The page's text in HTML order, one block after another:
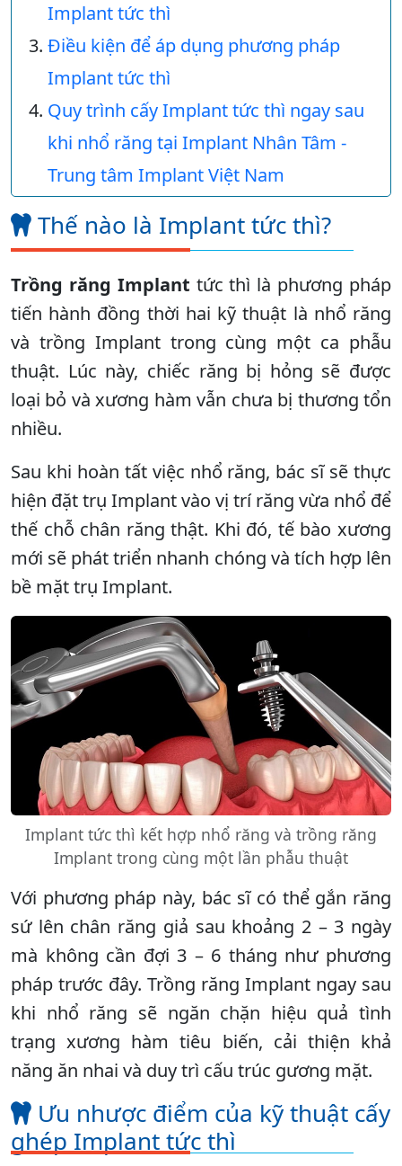
Implant tức thì
Điều kiện để áp dụng phương pháp
Implant tức thì
Quy trình cấy Implant tức thì ngay sau
khi nhổ răng tại Implant Nhân Tâm -
Trung tâm Implant Việt Nam
Thế nào là Implant tức thì?
Trồng răng Implant tức thì là phương pháp
tiến hành đồng thời hai kỹ thuật là nhổ răng
và trồng Implant trong cùng một ca phẫu
thuật. Lúc này, chiếc răng bị hỏng sẽ được
loại bỏ và xương hàm vẫn chưa bị thương tổn
nhiều.
Sau khi hoàn tất việc nhổ răng, bác sĩ sẽ thực
hiện đặt trụ Implant vào vị trí răng vừa nhổ để
thế chỗ chân răng thật. Khi đó, tế bào xương
mới sẽ phát triển nhanh chóng và tích hợp lên
bề mặt trụ Implant.
Implant tức thì kết hợp nhổ răng và trồng răng
Implant trong cùng một lần phẫu thuật
Với phương pháp này, bác sĩ có thể gắn răng
sứ lên chân răng giả sau khoảng 2 – 3 ngày
mà không cần đợi 3 – 6 tháng như phương
pháp trước đây. Trồng răng Implant ngay sau
khi nhổ răng sẽ ngăn chặn hiệu quả tình
trạng xương hàm tiêu biến, cải thiện khả
năng ăn nhai và duy trì cấu trúc gương mặt.
Ưu nhược điểm của kỹ thuật cấy
ghép Implant tức thì